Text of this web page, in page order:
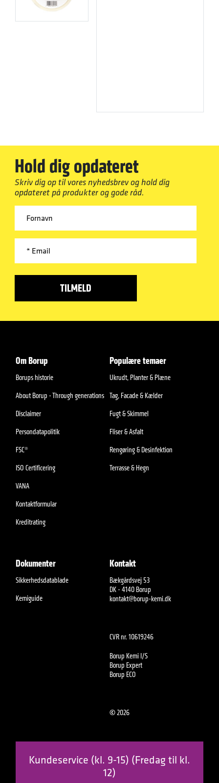
Hold dig opdateret
Skriv dig op til vores nyhedsbrev og hold dig
opdateret på produkter og gode råd.
Om Borup
Borups historie
About Borup - Through generations
Disclaimer
Persondatapolitik
FSC®
ISO Certificering
VANA
Kontaktformular
Kreditrating
Populære temaer
Ukrudt, Planter & Plæne
Tag, Facade & Kælder
Fugt & Skimmel
Fliser & Asfalt
Rengøring & Desinfektion
Terrasse & Hegn
Dokumenter
Sikkerhedsdatablade
Kemiguide
Kontakt
Bækgårdsvej 53
DK - 4140 Borup
kontakt@borup-kemi.dk
CVR nr. 10619246
Borup Kemi I/S
Borup Expert
Borup ECO
©2026
Kundeservice (kl. 9-15) (Fredag til kl.
12)